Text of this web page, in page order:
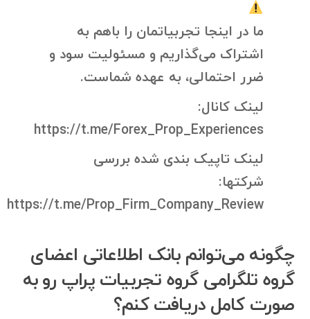
ما در اینجا تجربیاتمان را باهم به
اشتراک می‌گذاریم و مسئولیت سود و
ضرر احتمالی، به عهده شماست.
لینک کانال:
https://t.me/Forex_Prop_Experiences
لینک تاپیک بندی شده بررسی
شرکتها:
https://t.me/Prop_Firm_Company_Review
چگونه می‌توانم بانک اطلاعاتی اعضای
گروه تلگرامی گروه تجربیات پراپ رو به
صورت کامل دریافت کنم؟